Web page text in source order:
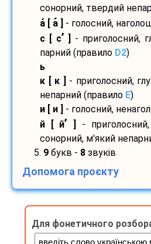
сонорний, твердий
а [ а - голосний,
с [ с’
- приголосний,
парний (правило D2)
ь
к [ к ]
- приголосний,
непарний (правило E)
и [ и ]
- голосний,
й [ й’
-
сонорний, м'який
5. 9 букв - 8 звуків
Допомога проєкту
Для фонетичного